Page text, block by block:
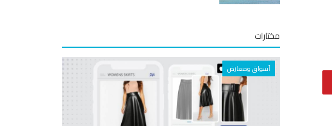
مختارات
أسواق ومعارض